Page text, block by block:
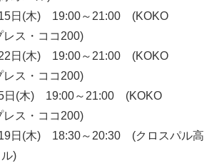
日(木) 19:00～21:00 (KOKO
ス・ココ200)
日(木) 19:00～21:00 (KOKO
ス・ココ200)
日(木) 19:00～21:00 (KOKO
ス・ココ200)
日(木) 18:30～20:30 (クロスパル高
)